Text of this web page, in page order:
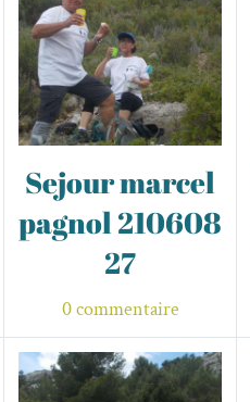
Sejour marcel
pagnol 210608
27
0 commentaire